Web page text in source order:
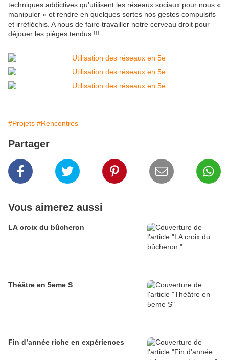
techniques addictives qu’utilisent les réseaux sociaux pour nous «
manipuler » et rendre en quelques sortes nos gestes compulsifs
et irréfléchis. A nous de faire travailler notre cerveau droit pour
déjouer les pièges tendus !!!
#Projets #Rencontres
Partager
Vous aimerez aussi
LA croix du bûcheron
Théâtre en 5eme S
Fin d’année riche en expériences